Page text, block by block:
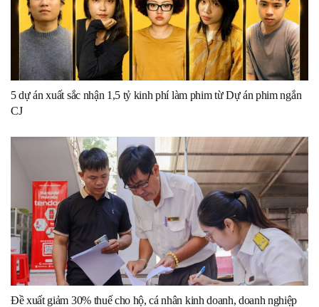
5 dự án xuất sắc nhận 1,5 tỷ kinh phí làm phim từ Dự án phim ngắn
CJ
Đề xuất giảm 30% thuế cho hộ, cá nhân kinh doanh, doanh nghiệp